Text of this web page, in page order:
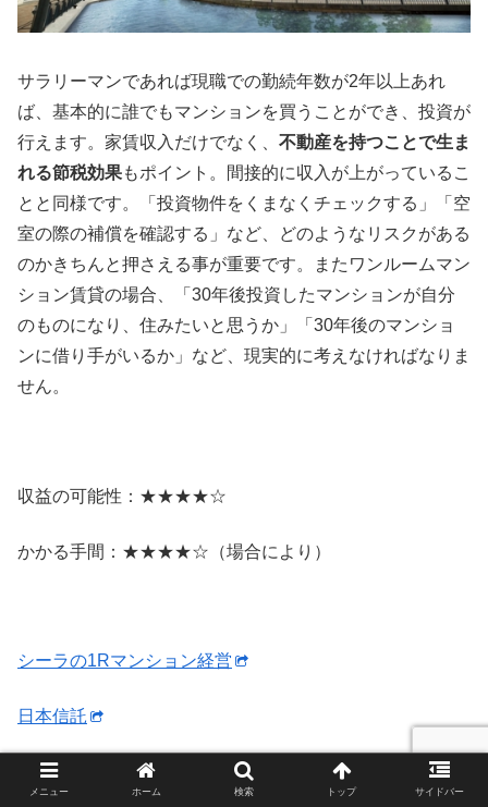
サラリーマンであれば現職での勤続年数が2年以上あれ
ば、基本的に誰でもマンションを買うことができ、投資が
行えます。家賃収入だけでなく、 不動産を持つことで生ま
れる節税効果もポイント。間接的に収入が上がっているこ
とと同様です。「投資物件をくまなくチェックする」「空
室の際の補償を確認する」など、どのようなリスクがある
のかきちんと押さえる事が重要です。またワンルームマン
ション賃貸の場合、「30年後投資したマンションが自分
のものになり、住みたいと思うか」「30年後のマンショ
ンに借り手がいるか」など、現実的に考えなければなりま
せん。
収益の可能性：★★★★☆
かかる手間：★★★★☆（場合により）
シーラの1Rマンション経営
日本信託
メニュー ホーム 検索 トップ サイドバー